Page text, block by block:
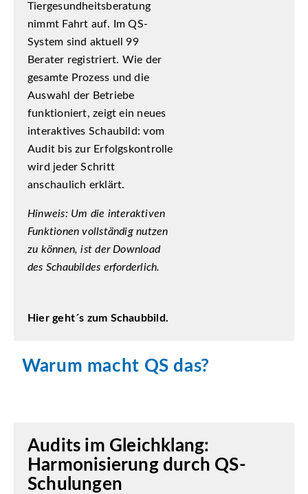
Tiergesundheitsberatung
nimmt Fahrt auf. Im QS-
System sind aktuell 99
Berater registriert. Wie der
gesamte Prozess und die
Auswahl der Betriebe
funktioniert, zeigt ein neues
interaktives Schaubild: vom
Audit bis zur Erfolgskontrolle
wird jeder Schritt
anschaulich erklärt.
Hinweis: Um die interaktiven
Funktionen vollständig nutzen
zu können, ist der Download
des Schaubildes erforderlich.
Hier geht´s zum Schaubbild.
Warum macht QS das?
Audits im Gleichklang:
Harmonisierung durch QS-
Schulungen